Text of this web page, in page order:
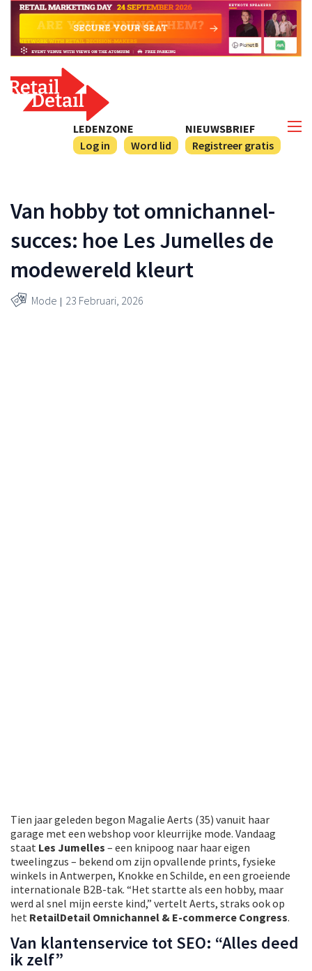
NIEUWSBRIEF
Registreer gratis
LEDENZONE
Log in
Word lid
Van hobby tot omnichannel-
succes: hoe Les Jumelles de
modewereld kleurt
Mode 23 Februari, 2026
Tien jaar geleden begon Magalie Aerts (35) vanuit haar
garage met een webshop voor kleurrijke mode. Vandaag
staat Les Jumelles – een knipoog naar haar eigen
tweelingzus – bekend om zijn opvallende prints, fysieke
winkels in Antwerpen, Knokke en Schilde, en een groeiende
internationale B2B-tak. “Het startte als een hobby, maar
werd al snel mijn eerste kind,” vertelt Aerts, straks ook op
het RetailDetail Omnichannel & E-commerce Congress.
Van klantenservice tot SEO: “Alles deed
ik zelf”